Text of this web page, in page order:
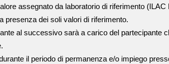
assegnato da laboratorio di riferimento
presenza dei soli valori di riferimento.
al successivo sarà a carico del partecipante
il periodo di permanenza e/o impiego